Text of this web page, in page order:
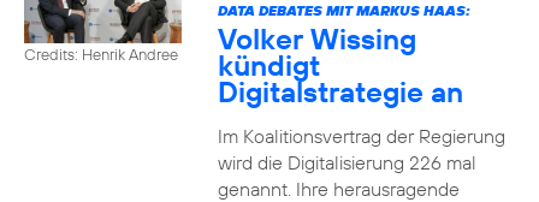
Credits: Henrik Andree
DATA DEBATES MIT MARKUS HAAS:
Volker Wissing
kündigt
Digitalstrategie an
Im Koalitionsvertrag der Regierung
wird die Digitalisierung 226 mal
genannt. Ihre herausragende